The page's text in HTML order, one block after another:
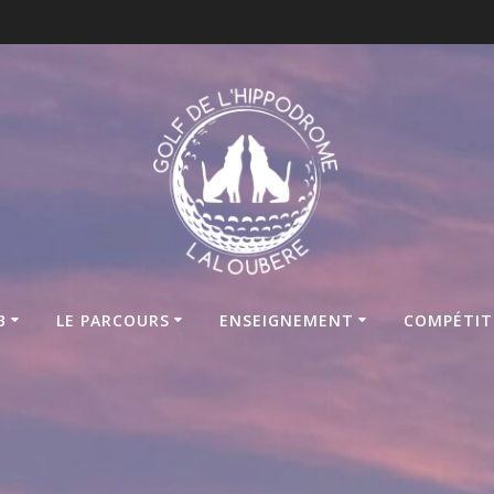
LE PARCOURS ENSEIGNEMENT